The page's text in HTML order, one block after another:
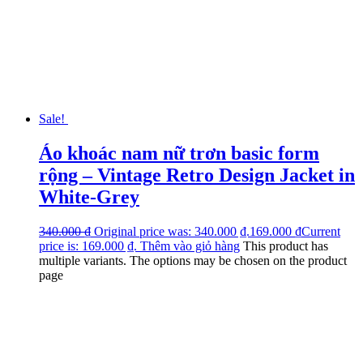
Sale!
Áo khoác nam nữ trơn basic form
rộng – Vintage Retro Design Jacket in
White-Grey
340.000₫ Original price was: 340.000 ₫.169.000 ₫Current
price is: 169.000 ₫. Thêm vào giỏ hàng This product has
multiple variants. The options may be chosen on the product
page